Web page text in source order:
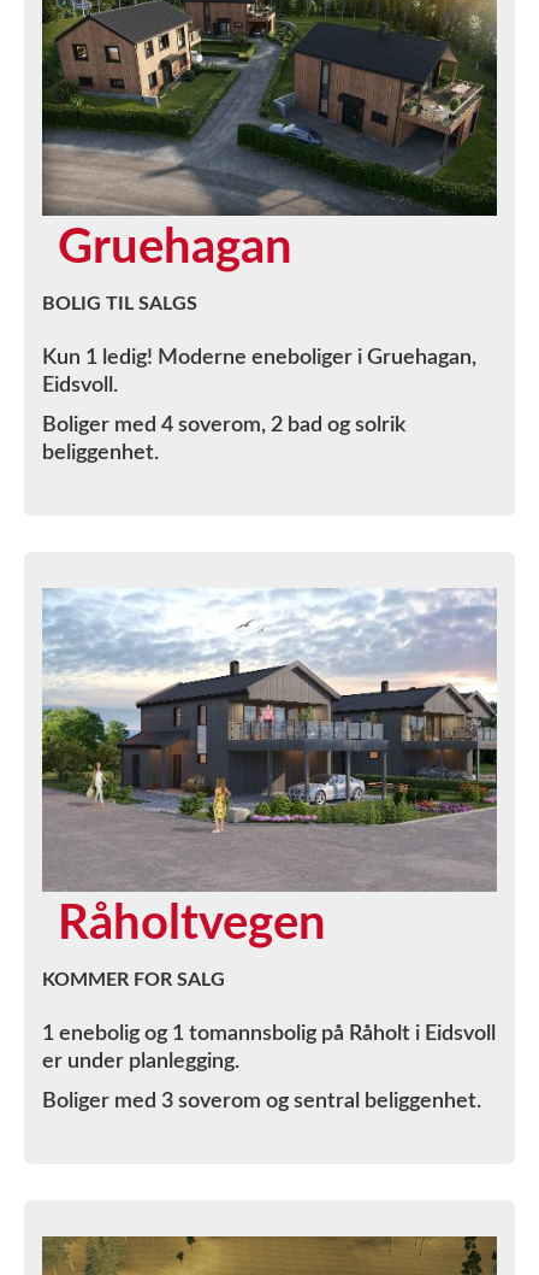
Gruehagan
BOLIG TIL SALGS
Kun 1 ledig! Moderne eneboliger i Gruehagan,
Eidsvoll.
Boliger med 4 soverom, 2 bad og solrik
beliggenhet.
Råholtvegen
KOMMER FOR SALG
1 enebolig og 1 tomannsbolig på Råholt i Eidsvoll
er under planlegging.
Boliger med 3 soverom og sentral beliggenhet.